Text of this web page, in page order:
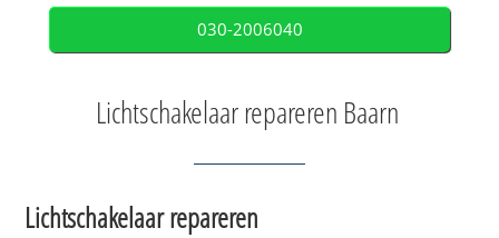
030-2006040
Lichtschakelaar repareren Baarn
Lichtschakelaar repareren